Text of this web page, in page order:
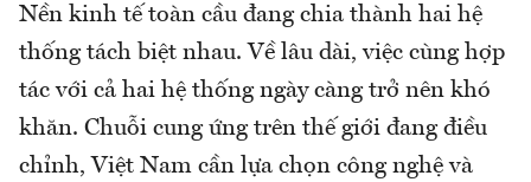
Nền kinh tế toàn cầu đang chia thành hai hệ
thống tách biệt nhau. Về lâu dài, việc cùng hợp
tác với cả hai hệ thống ngày càng trở nên khó
khăn. Chuỗi cung ứng trên thế giới đang điều
chỉnh, Việt Nam cần lựa chọn công nghệ và